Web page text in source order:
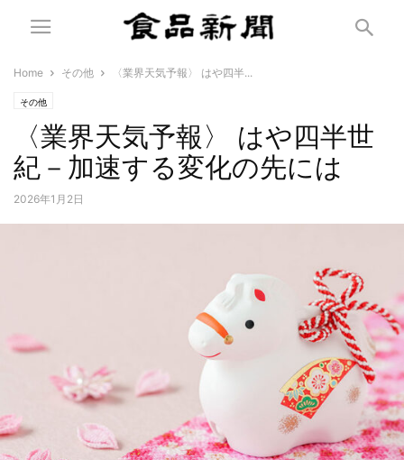
Home その他 〈業界天気予報〉 はや四半...
その他
〈業界天気予報〉 はや四半世
紀－加速する変化の先には
2026年1月2日